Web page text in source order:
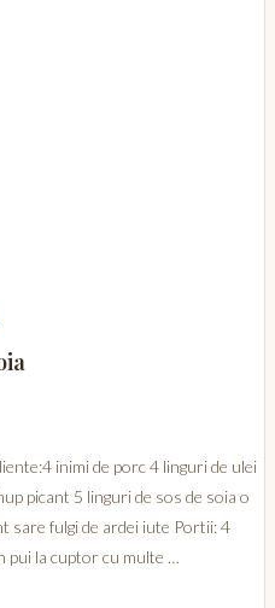
inimi de porc 4 linguri de ulei
picant 5 linguri de sos de soia o
sare fulgi de ardei iute Portii: 4
pui la cuptor cu multe …